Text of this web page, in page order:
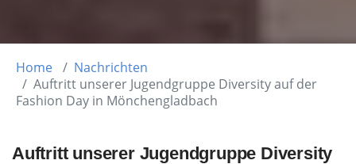
Home
Nachrichten
Auftritt unserer Jugendgruppe Diversity auf der
Fashion Day in Mönchengladbach
Auftritt unserer Jugendgruppe Diversity